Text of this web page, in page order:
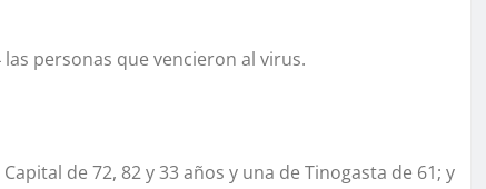
personas que vencieron al virus.
de 72, 82 y 33 años y una de Tinogasta de 61; y